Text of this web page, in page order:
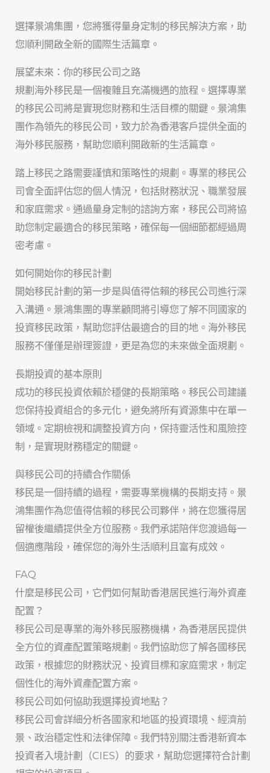
選擇景鴻集團，您將獲得量身定制的移民解決方案，助
您順利開啟全新的國際生活篇章。
展望未來：你的移民公司之路
規劃海外移民是一個複雜且充滿機遇的旅程。選擇專業
的移民公司將是實現您財務和生活目標的關鍵。景鴻集
團作為領先的移民公司，致力於為香港客戶提供全面的
海外移民服務，幫助您順利開啟新的生活篇章。
踏上移民之路需要謹慎和策略性的規劃。專業的移民公
司會全面評估您的個人情況，包括財務狀況、職業發展
和家庭需求。通過量身定制的諮詢方案，移民公司將協
助您制定最適合的移民策略，確保每一個細節都經過周
密考慮。
如何開始你的移民計劃
開始移民計劃的第一步是與值得信賴的移民公司進行深
入溝通。景鴻集團的專業顧問將引導您了解不同國家的
投資移民政策，幫助您評估最適合的目的地。海外移民
服務不僅僅是辦理簽證，更是為您的未來做全面規劃。
長期投資的基本原則
成功的移民投資依賴於穩健的長期策略。移民公司建議
您保持投資組合的多元化，避免將所有資源集中在單一
領域。定期檢視和調整投資方向，保持靈活性和風險控
制，是實現財務穩定的關鍵。
與移民公司的持續合作關係
移民是一個持續的過程，需要專業機構的長期支持。景
鴻集團作為您值得信賴的移民公司夥伴，將在您獲得居
留權後繼續提供全方位服務。我們承諾陪伴您渡過每一
個適應階段，確保您的海外生活順利且富有成效。
FAQ
什麼是移民公司，它們如何幫助香港居民進行海外資產
配置？
移民公司是專業的海外移民服務機構，為香港居民提供
全方位的資產配置策略規劃。我們協助您了解各國移民
政策，根據您的財務狀況、投資目標和家庭需求，制定
個性化的海外資產配置方案。
移民公司如何協助我選擇投資地點？
移民公司會詳細分析各國家和地區的投資環境、經濟前
景、政治穩定性和法律保障。我們特別關注香港新資本
投資者入境計劃（CIES）的要求，幫助您選擇符合計劃